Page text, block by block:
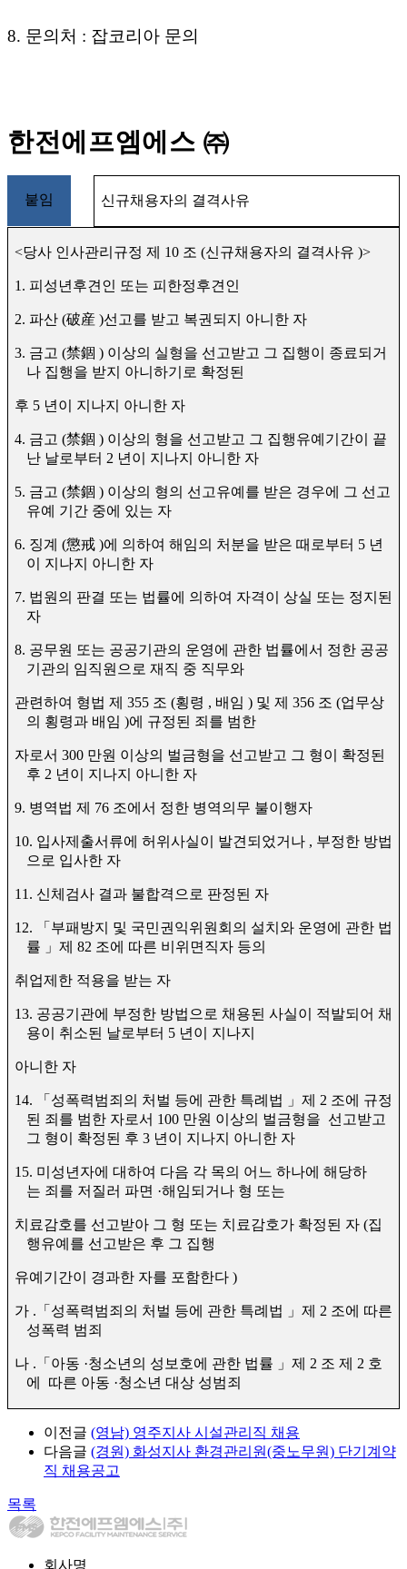
8. 문의처 : 잡코리아 문의
한전에프엠에스 ㈜
붙임 신규채용자의 결격사유
<당사 인사관리규정 제 10 조 (신규채용자의 결격사유 )>
1. 피성년후견인 또는 피한정후견인
2. 파산 (破産 )선고를 받고 복권되지 아니한 자
3. 금고 (禁錮 ) 이상의 실형을 선고받고 그 집행이 종료되거
나 집행을 받지 아니하기로 확정된
후 5 년이 지나지 아니한 자
4. 금고 (禁錮 ) 이상의 형을 선고받고 그 집행유예기간이 끝
난 날로부터 2 년이 지나지 아니한 자
5. 금고 (禁錮 ) 이상의 형의 선고유예를 받은 경우에 그 선고
유예 기간 중에 있는 자
6. 징계 (懲戒 )에 의하여 해임의 처분을 받은 때로부터 5 년
이 지나지 아니한 자
7. 법원의 판결 또는 법률에 의하여 자격이 상실 또는 정지된
자
8. 공무원 또는 공공기관의 운영에 관한 법률에서 정한 공공
기관의 임직원으로 재직 중 직무와
관련하여 형법 제 355 조 (횡령 , 배임 ) 및 제 356 조 (업무상
의 횡령과 배임)에 규정된 죄를 범한
자로서 300 만원 이상의 벌금형을 선고받고 그 형이 확정된
후 2 년이 지나지 아니한 자
9. 병역법 제 76 조에서 정한 병역의무 불이행자
10. 입사제출서류에 허위사실이 발견되었거나 , 부정한 방법
으로 입사한 자
11. 신체검사 결과 불합격으로 판정된 자
12. 「 부패방지 및 국민권익위원회의 설치와 운영에 관한 법
률 」제82 조에 따른 비위면직자 등의
취업제한 적용을 받는 자
13. 공공기관에 부정한 방법으로 채용된 사실이 적발되어 채
용이 취소된 날로부터 5 년이 지나지
아니한 자
14. 「 성폭력범죄의 처벌 등에 관한 특례법 」 제 2 조에 규정
된 죄를 범한 자로서 100 만원 이상의 벌금형을 선고받고
그 형이 확정된 후 3 년이 지나지 아니한 자
15. 미성년자에 대하여 다음 각 목의 어느 하나에 해당하
는 죄를 저질러 파면 ·해임되거나 형 또는
치료감호를 선고받아 그 형 또는 치료감호가 확정된 자 (집
행유예를 선고받은 후 그 집행
유예기간이 경과한 자를 포함한다 )
가 . 「 성폭력범죄의 처벌 등에 관한 특례법 」 제 2 조에 따른
성폭력 범죄
나 . 「 아동 ·청소년의 성보호에 관한 법률 」 제 2 조 제 2 호
에
따른 아동 ·청소년 대상 성범죄
이전글 (영남) 영주지사 시설관리직 채용
다음글 (경원) 화성지사 환경관리원(중노무원) 단기계약
직 채용공고
목록
회사명